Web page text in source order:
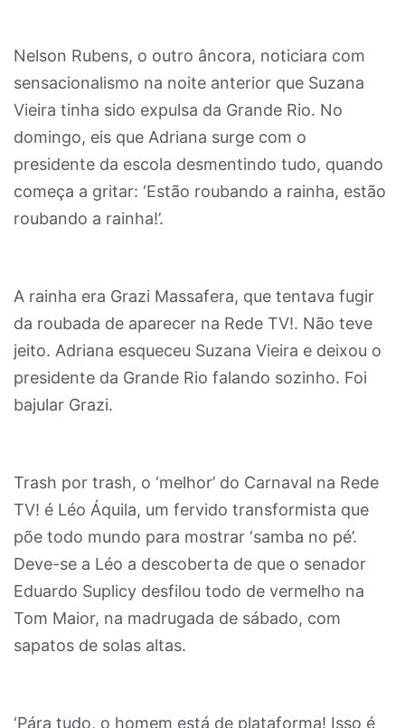
Nelson Rubens, o outro âncora, noticiara com
sensacionalismo na noite anterior que Suzana
Vieira tinha sido expulsa da Grande Rio. No
domingo, eis que Adriana surge com o
presidente da escola desmentindo tudo, quando
começa a gritar: ‘Estão roubando a rainha, estão
roubando a rainha!’.
A rainha era Grazi Massafera, que tentava fugir
da roubada de aparecer na Rede TV!. Não teve
jeito. Adriana esqueceu Suzana Vieira e deixou o
presidente da Grande Rio falando sozinho. Foi
bajular Grazi.
Trash por trash, o ‘melhor’ do Carnaval na Rede
TV! é Léo Áquila, um fervido transformista que
põe todo mundo para mostrar ‘samba no pé’.
Deve-se a Léo a descoberta de que o senador
Eduardo Suplicy desfilou todo de vermelho na
Tom Maior, na madrugada de sábado, com
sapatos de solas altas.
‘Pára tudo, o homem está de plataforma! Isso é